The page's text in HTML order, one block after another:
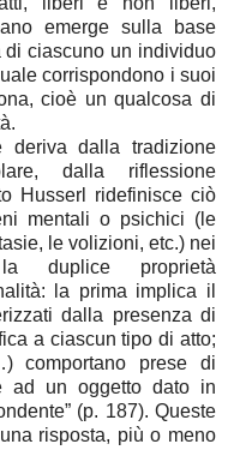
emerge sulla base
di ciascuno un individuo
corrispondono i suoi
cioè un qualcosa di
dalla tradizione
dalla riflessione
Husserl ridefinisce ciò
mentali o psichici (le
le volizioni, etc.) nei
duplice proprietà
la prima implica il
dalla presenza di
a ciascun tipo di atto;
comportano prese di
ad un oggetto dato in
(p. 187). Queste
risposta, più o meno